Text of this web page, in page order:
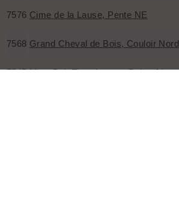
7576 Cime de la Lause, Pente NE
7568 Grand Cheval de Bois, Couloir Nord
7545 Mont Bal, Tour du mont Bal et Aiga